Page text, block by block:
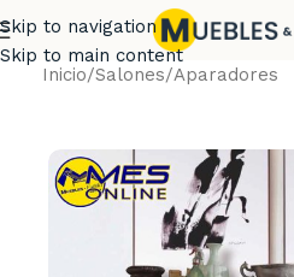
Skip to navigation
Skip to main content
Inicio/Salones/Aparadores